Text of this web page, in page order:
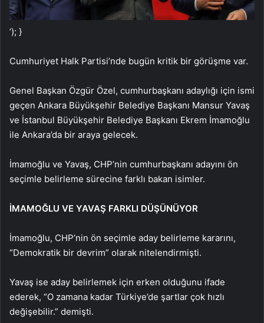
‘); }
Cumhuriyet Halk Partisi’nde bugün kritik bir görüşme var.
Genel Başkan Özgür Özel, cumhurbaşkanı adaylığı için ismi
geçen Ankara Büyükşehir Belediye Başkanı Mansur Yavaş
ve İstanbul Büyükşehir Belediye Başkanı Ekrem İmamoğlu
ile Ankara’da bir araya gelecek.
İmamoğlu ve Yavaş, CHP’nin cumhurbaşkanı adayını ön
seçimle belirleme sürecine farklı bakan isimler.
İMAMOĞLU VE YAVAŞ FARKLI DÜŞÜNÜYOR
İmamoğlu, CHP’nin ön seçimle aday belirleme kararını,
“Demokratik bir devrim” olarak nitelendirmişti.
Yavaş ise aday belirlemek için erken olduğunu ifade
ederek, “O zamana kadar Türkiye’de şartlar çok hızlı
değişebilir.” demişti.